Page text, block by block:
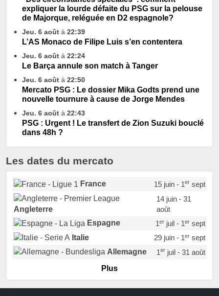
expliquer la lourde défaite du PSG sur la pelouse
de Majorque, reléguée en D2 espagnole?
Jeu. 6 août à 22:39
L’AS Monaco de Filipe Luis s’en contentera
Jeu. 6 août à 22:24
Le Barça annule son match à Tanger
Jeu. 6 août à 22:50
Mercato PSG : Le dossier Mika Godts prend une
nouvelle tournure à cause de Jorge Mendes
Jeu. 6 août à 22:43
PSG : Urgent ! Le transfert de Zion Suzuki bouclé
dans 48h ?
Les dates du mercato
France 15 juin - 1ersept
Angleterre
14 juin - 31
août
Espagne
1erjuil - 1ersept
Italie
29 juin - 1ersept
Allemagne
1erjuil - 31 août
Portugal
Pays-Bas
22 juin - 2 sept
Plus